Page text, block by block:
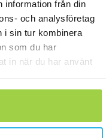
information från din
och analysföretag
i sin tur kombinera
som du har
in när du har använt